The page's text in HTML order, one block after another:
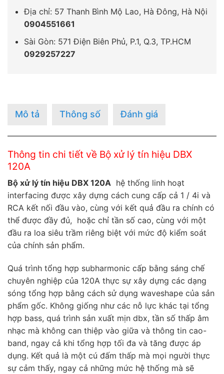
Địa chỉ: 57 Thanh Bình Mộ Lao, Hà Đông, Hà Nội
0904551661
Sài Gòn: 571 Điện Biên Phủ, P.1, Q.3, TP.HCM
0929257227
Mô tả Thông số Đánh giá
Thông tin chi tiết về Bộ xử lý tín hiệu DBX
120A
Bộ xử lý tín hiệu DBX 120A hệ thống linh hoạt
interfacing được xây dựng cách cung cấp cả 1 / 4i và
RCA kết nối đầu vào, cùng với kết quả đầu ra chính có
thể được đầy đủ, hoặc chỉ tần số cao, cùng với một
đầu ra loa siêu trầm riêng biệt với mức độ kiểm soát
của chính sản phẩm.
Quá trình tổng hợp subharmonic cấp bằng sáng chế
chuyên nghiệp của 120A thực sự xây dựng các dạng
sóng tổng hợp bằng cách sử dụng waveshape của sản
phẩm gốc. Không giống như các nỗ lực khác tại tổng
hợp bass, quá trình sản xuất mịn dbx, tần số thấp âm
nhạc mà không can thiệp vào giữa và thông tin cao-
band, ngay cả khi tổng hợp tối đa và tăng được áp
dụng. Kết quả là một cú đấm thấp mà mọi người thực
sự cảm thấy, ngay cả những mức hệ thống mà sẽ